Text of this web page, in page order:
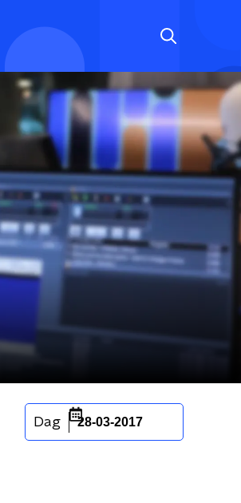
Dag 28-03-2017